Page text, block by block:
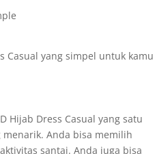
Casual yang simpel untuk kamu
Hijab Dress Casual yang satu
Anda bisa memilih
santai. Anda juga bisa